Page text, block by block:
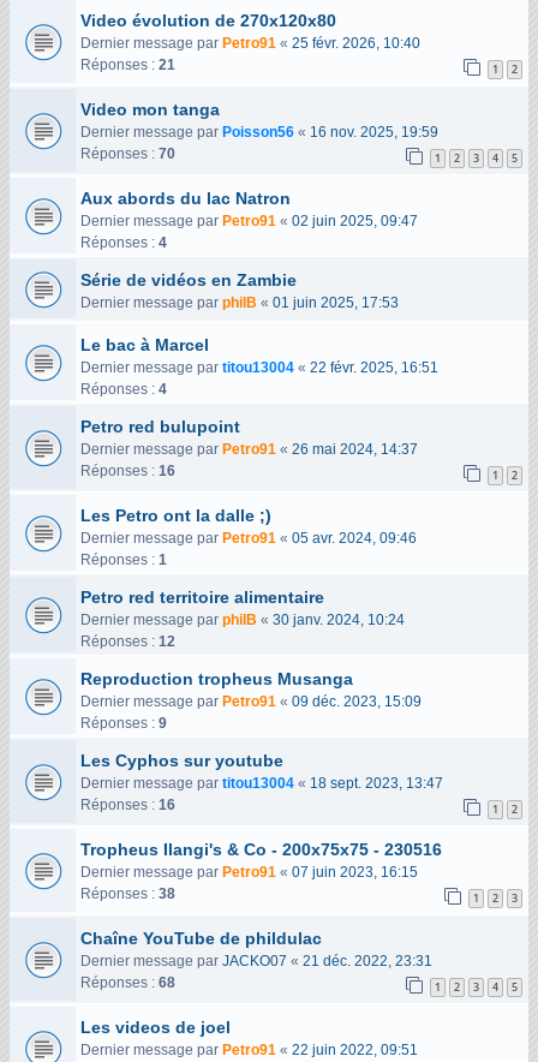
Video évolution de 270x120x80
Dernier message par Petro91 « 25 févr. 2026, 10:40
Réponses : 21 1 2
Video mon tanga
Dernier message par Poisson56 « 16 nov. 2025, 19:59
Réponses : 70 1 2 3 4 5
Aux abords du lac Natron
Dernier message par Petro91 « 02 juin 2025, 09:47
Réponses : 4
Série de vidéos en Zambie
Dernier message par philB « 01 juin 2025, 17:53
Le bac à Marcel
Dernier message par titou13004 « 22 févr. 2025, 16:51
Réponses : 4
Petro red bulupoint
Dernier message par Petro91 « 26 mai 2024, 14:37
Réponses : 16 1 2
Les Petro ont la dalle ;)
Dernier message par Petro91 « 05 avr. 2024, 09:46
Réponses : 1
Petro red territoire alimentaire
Dernier message par philB « 30 janv. 2024, 10:24
Réponses : 12
Reproduction tropheus Musanga
Dernier message par Petro91 « 09 déc. 2023, 15:09
Réponses : 9
Les Cyphos sur youtube
Dernier message par titou13004 « 18 sept. 2023, 13:47
Réponses : 16 1 2
Tropheus Ilangi's & Co - 200x75x75 - 230516
Dernier message par Petro91 « 07 juin 2023, 16:15
Réponses : 38 1 2 3
Chaîne YouTube de phildulac
Dernier message par JACKO07 « 21 déc. 2022, 23:31
Réponses : 68 1 2 3 4 5
Les videos de joel
Dernier message par Petro91 « 22 juin 2022, 09:51